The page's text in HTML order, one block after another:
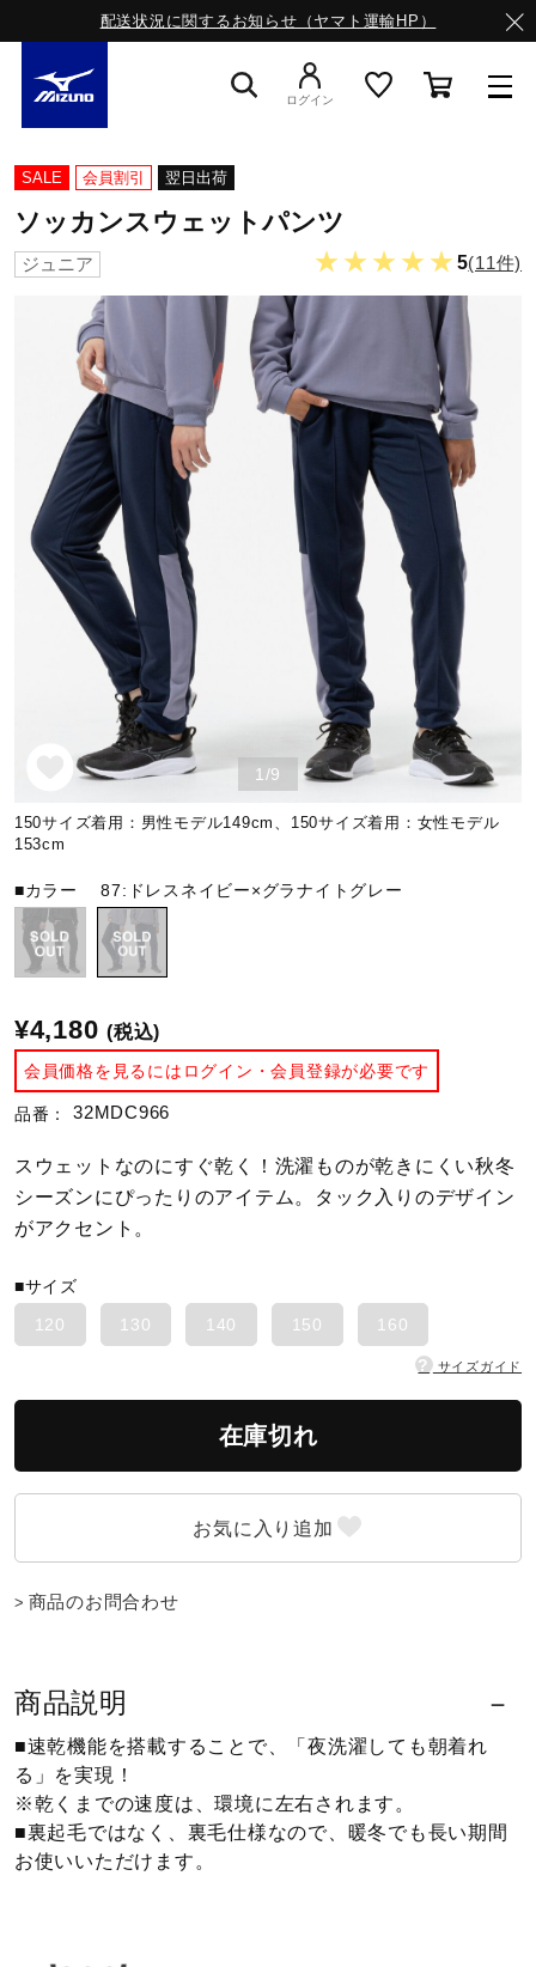
配送状況に関するお知らせ（ヤマト運輸HP）
スニーカー
ライフスタイルウエア
ランニング
サッカー／フットサル
トレーニング
野球
ゴルフ
スイム
テニス／ソフトテニス
バドミントン
卓球
ソフトボール
ウィンタースポーツ
ワーキング
ライフスタイルグッズ
インナー
ログイン
SALE 会員割引 翌日出荷
ソッカンスウェットパンツ
ジュニア ★★★★★ 5(11件)
1/9
150サイズ着用：男性モデル149cm、150サイズ着用：女性モデル
153cm
■カラー87:ドレスネイビー×グラナイトグレー
¥4,180 (税込)
会員価格を見るにはログイン・会員登録が必要です
品番： 32MDC966
スウェットなのにすぐ乾く！洗濯ものが乾きにくい秋冬
シーズンにぴったりのアイテム。タック入りのデザイン
がアクセント。
■サイズ
120
130 140 150 160
? サイズガイド
在庫切れ
商品のお問合わせ
商品説明
■速乾機能を搭載することで、「夜洗濯しても朝着れ
る」を実現！
※乾くまでの速度は、環境に左右されます。
■裏起毛ではなく、裏毛仕様なので、暖冬でも長い期間
お使いいただけます。